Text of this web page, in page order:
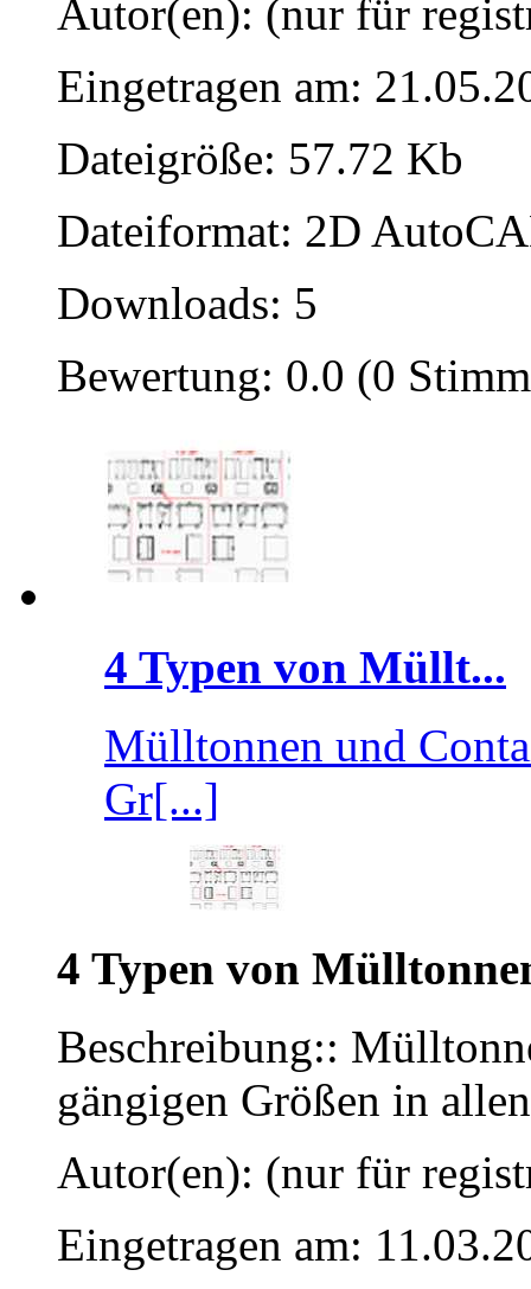
Autor(en): (nur für
Eingetragen am:
Dateigröße: 57.72 Kb
Dateiformat: 2D
Downloads: 5
Bewertung: 0.0 (0
4 Typen von Müllt...
Mülltonnen und
Gr[...]
4 Typen von
Beschreibung::
gängigen Größen in
Autor(en): (nur für
Eingetragen am: